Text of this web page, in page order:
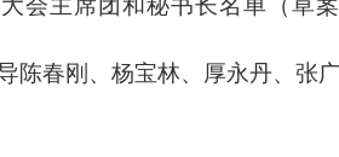
会主席团和秘书长名单（草
春刚、杨宝林、厚永丹、张广